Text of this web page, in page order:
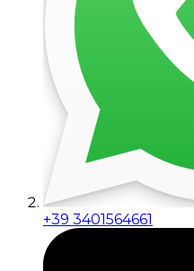
+39 3401564661